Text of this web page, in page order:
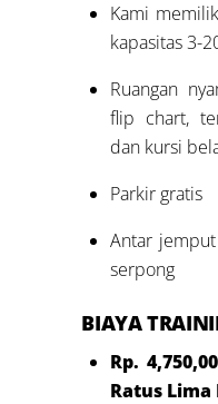
Kami
kapasitas 3-
Ruangan
flip chart,
dan kursi
Parkir gratis
Antar
serpong
BIAYA
Rp.
Ratus